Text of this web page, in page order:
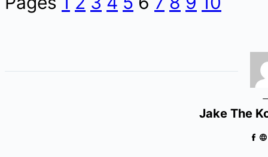
Jake The